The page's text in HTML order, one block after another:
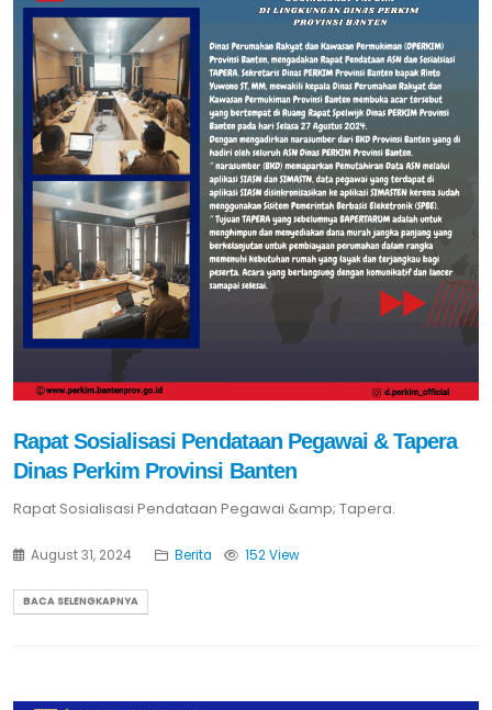
Rapat Sosialisasi Pendataan Pegawai & Tapera
Dinas Perkim Provinsi Banten
Rapat Sosialisasi Pendataan Pegawai &amp; Tapera.
August 31, 2024 Berita 152 View
BACA SELENGKAPNYA